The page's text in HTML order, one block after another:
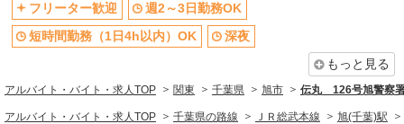
旭市第二学校給食センター （千葉県旭市高生
96）
詳細を見る
正社員
短時間勤務（1日4h以内）OK
深夜
交通費支給
まかない・食事補助
フリーター歓迎
週2～3日勤務OK
短時間勤務（1日4h以内）OK
深夜
もっと見る
アルバイト・バイト・求人TOP 関東 千葉県 旭市 伝丸 126号旭警察
アルバイト・バイト・求人TOP 千葉県の路線 ＪＲ総武本線 旭(千葉)駅